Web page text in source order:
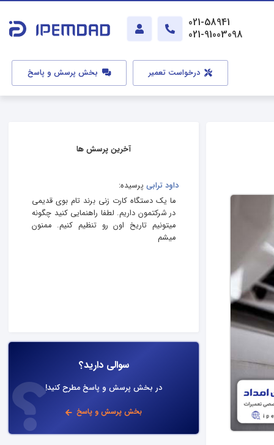
021-58941
021-91003098
درخواست تعمیر بخش پرسش و پاسخ
آخرین پرسش ها
داود ترابی پرسیده:
ما یک دستگاه کارت زنی برند تام بوی قدیمی
در شرکتمون داریم. لطفا راهنمایی کنید چگونه
میتونیم تاریخ اون رو تنظیم کنیم. ممنون
میشم
سوالی دارید؟
در بخش پرسش و پاسخ مطرح کنید!
بخش پرسش و پاسخ